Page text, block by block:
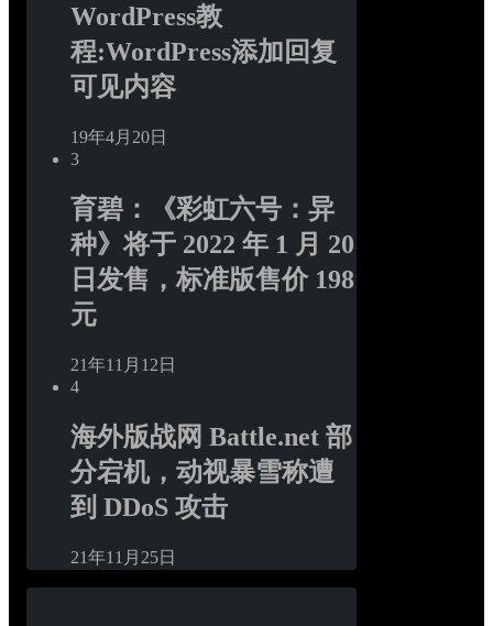
WordPress教
程:WordPress添加回复
可见内容
19年4月20日
3
育碧：《彩虹六号：异
种》将于 2022 年 1 月 20
日发售，标准版售价 198
元
21年11月12日
4
海外版战网 Battle.net 部
分宕机，动视暴雪称遭
到 DDoS 攻击
21年11月25日